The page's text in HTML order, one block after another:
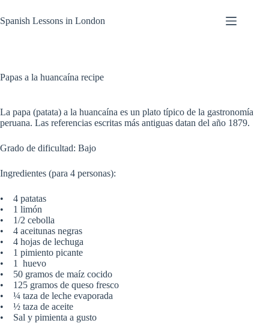
to
content
Spanish Lessons in London
Papas a la huancaína recipe
La papa (patata) a la huancaína es un plato típico de la gastronomía
peruana. Las referencias escritas más antiguas datan del año 1879.
Grado de dificultad: Bajo
Ingredientes (para 4 personas):
• 4 patatas
• 1 limón
• 1/2 cebolla
• 4 aceitunas negras
• 4 hojas de lechuga
• 1 pimiento picante
• 1 huevo
• 50 gramos de maíz cocido
• 125 gramos de queso fresco
• ¼ taza de leche evaporada
• ½ taza de aceite
• Sal y pimienta a gusto